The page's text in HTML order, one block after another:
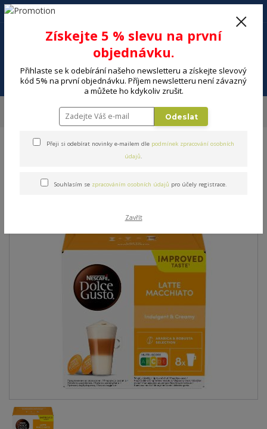
Menu
+420 602 494 600
Kapsle Nescafé Dolce Gusto NESTLE LATTE MACCHIATO
Kapsle Nescafé Dolce Gusto
NESTLE LATTE MACCHIATO
Získejte 5 % slevu na první
objednávku.
Přihlaste se k odebírání našeho newsletteru a získejte slevový
kód 5% na první objednávku. Příjem newsletteru není závazný
a můžete ho kdykoliv zrušit.
Odeslat
Přeji si odebírat novinky e-mailem dle podmínek zpracování osobních
údajů.
Souhlasím se zpracováním osobních údajů pro účely registrace.
Zavřít